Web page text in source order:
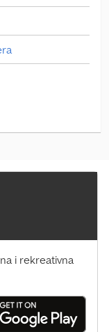
i rekreativna